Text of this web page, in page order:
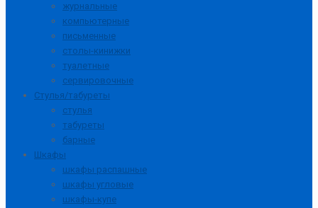
журнальные
компьютерные
письменные
столы-кинижки
туалетные
сервировочные
Стулья/табуреты
стулья
табуреты
барные
Шкафы
шкафы распашные
шкафы угловые
шкафы-купе